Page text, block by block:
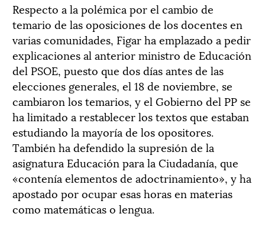
Respecto a la polémica por el cambio de
temario de las oposiciones de los docentes en
varias comunidades, Figar ha emplazado a pedir
explicaciones al anterior ministro de Educación
del PSOE, puesto que dos días antes de las
elecciones generales, el 18 de noviembre, se
cambiaron los temarios, y el Gobierno del PP se
ha limitado a restablecer los textos que estaban
estudiando la mayoría de los opositores.
También ha defendido la supresión de la
asignatura Educación para la Ciudadanía, que
«contenía elementos de adoctrinamiento», y ha
apostado por ocupar esas horas en materias
como matemáticas o lengua.